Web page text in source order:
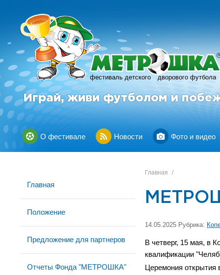
фестиваль детского дворового футбола
R
Играй, живи футболом и
О фестивале Новости Фото и видео
Главная
Положение
Предложение для партнеров
Отчеты Фонда "МЕТРОШКА"
Главная /
14.05.2025 Рубрика:
В четверг, 15 мая, в
квалификации
Церемония открытия